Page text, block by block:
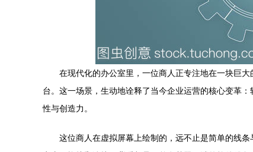
在现代化的办公室里，一位商人正专注地在一块巨
台。这一场景，生动地诠释了当今企业运营的核心变革
性与创造力。
这位商人在虚拟屏幕上绘制的，远不止是简单的线